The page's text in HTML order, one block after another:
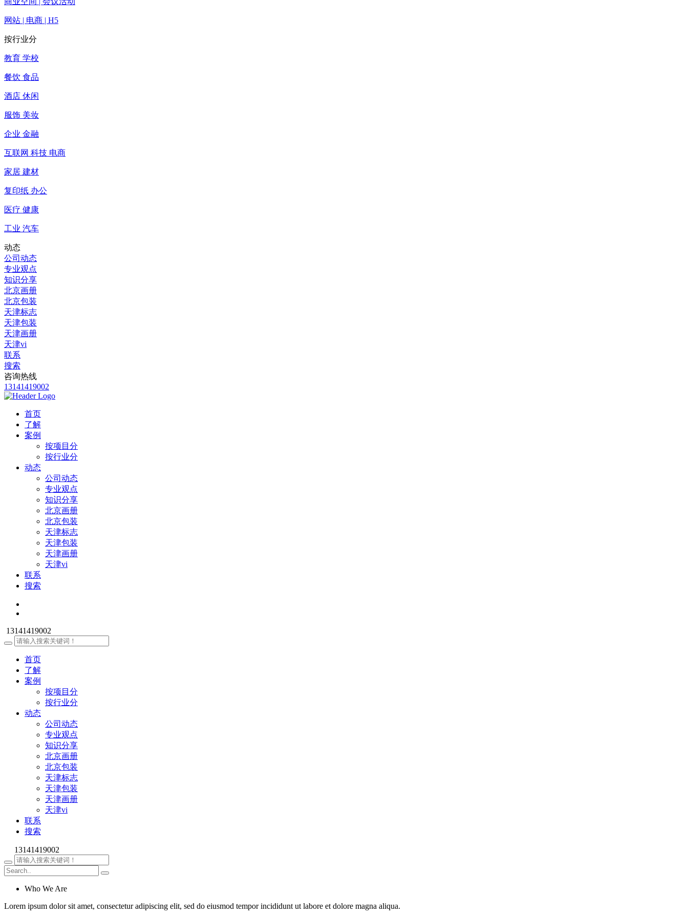
网站 | 电商 | H5
按行业分
教育 学校
餐饮 食品
酒店 休闲
服饰 美妆
企业 金融
互联网 科技 电商
家居 建材
复印纸 办公
医疗 健康
工业 汽车
动态
公司动态
专业观点
知识分享
北京画册
北京包装
天津标志
天津包装
天津画册
天津vi
联系
搜索
咨询热线
13141419002
首页
了解
案例
按项目分
按行业分
动态
公司动态
专业观点
知识分享
北京画册
北京包装
天津标志
天津包装
天津画册
天津vi
联系
搜索
13141419002
首页
了解
案例
按项目分
按行业分
动态
公司动态
专业观点
知识分享
北京画册
北京包装
天津标志
天津包装
天津画册
天津vi
联系
搜索
13141419002
Who We Are
Lorem ipsum dolor sit amet, consectetur adipiscing elit, sed do eiusmod tempor incididunt ut labore et dolore magna aliqua.